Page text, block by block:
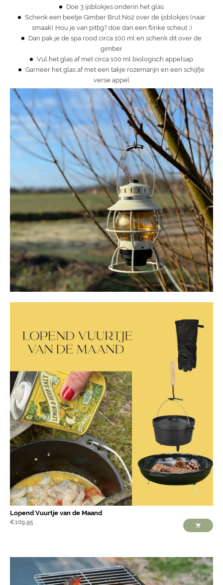
Doe 3 ijsblokjes onderin het glas
Schenk een beetje Gimber Brut No2 over de ijsblokjes (naar
smaak). Hou je van pittig? doe dan een flinke scheut ;)
Dan pak je de spa rood circa 100 ml en schenk dit over de
gimber
Vul het glas af met circa 100 ml biologisch appelsap
Garneer het glas af met een takje rozemarijn en een schijfje
verse appel
Lopend Vuurtje van de Maand
€109,95